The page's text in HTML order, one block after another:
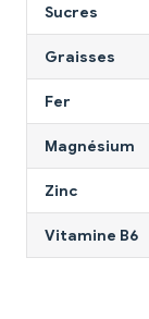
Sucres
Graisses
Fer
Magnésium
Zinc
Vitamine B6